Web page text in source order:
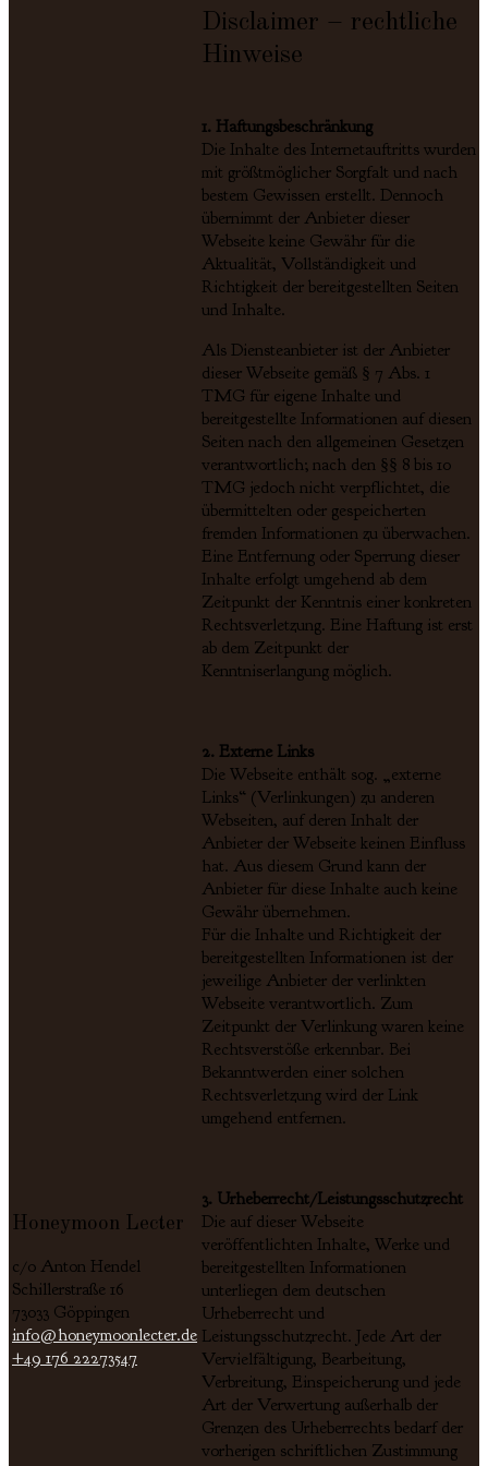
Honeymoon Lecter
c/o Anton Hendel
Schillerstraße 16
73033 Göppingen
info@honeymoonlecter.de
+49 176 22273547
Disclaimer – rechtliche
Hinweise
1. Haftungsbeschränkung
Die Inhalte des Internetauftritts wurden
mit größtmöglicher Sorgfalt und nach
bestem Gewissen erstellt. Dennoch
übernimmt der Anbieter dieser
Webseite keine Gewähr für die
Aktualität, Vollständigkeit und
Richtigkeit der bereitgestellten Seiten
und Inhalte.
Als Diensteanbieter ist der Anbieter
dieser Webseite gemäß § 7 Abs. 1
TMG für eigene Inhalte und
bereitgestellte Informationen auf diesen
Seiten nach den allgemeinen Gesetzen
verantwortlich; nach den §§ 8 bis 10
TMG jedoch nicht verpflichtet, die
übermittelten oder gespeicherten
fremden Informationen zu überwachen.
Eine Entfernung oder Sperrung dieser
Inhalte erfolgt umgehend ab dem
Zeitpunkt der Kenntnis einer konkreten
Rechtsverletzung. Eine Haftung ist erst
ab dem Zeitpunkt der
Kenntniserlangung möglich.
2. Externe Links
Die Webseite enthält sog. „externe
Links“ (Verlinkungen) zu anderen
Webseiten, auf deren Inhalt der
Anbieter der Webseite keinen Einfluss
hat. Aus diesem Grund kann der
Anbieter für diese Inhalte auch keine
Gewähr übernehmen.
Für die Inhalte und Richtigkeit der
bereitgestellten Informationen ist der
jeweilige Anbieter der verlinkten
Webseite verantwortlich. Zum
Zeitpunkt der Verlinkung waren keine
Rechtsverstöße erkennbar. Bei
Bekanntwerden einer solchen
Rechtsverletzung wird der Link
umgehend entfernen.
3. Urheberrecht/Leistungsschutzrecht
Die auf dieser Webseite
veröffentlichten Inhalte, Werke und
bereitgestellten Informationen
unterliegen dem deutschen
Urheberrecht und
Leistungsschutzrecht. Jede Art der
Vervielfältigung, Bearbeitung,
Verbreitung, Einspeicherung und jede
Art der Verwertung außerhalb der
Grenzen des Urheberrechts bedarf der
vorherigen schriftlichen Zustimmung